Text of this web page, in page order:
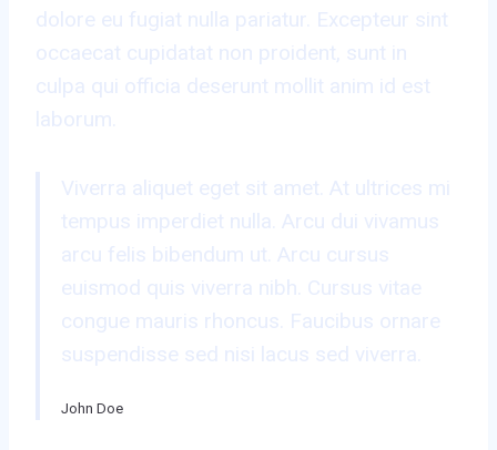
dolore eu fugiat nulla pariatur. Excepteur sint
occaecat cupidatat non proident, sunt in
culpa qui officia deserunt mollit anim id est
laborum.
Viverra aliquet eget sit amet. At ultrices mi
tempus imperdiet nulla. Arcu dui vivamus
arcu felis bibendum ut. Arcu cursus
euismod quis viverra nibh. Cursus vitae
congue mauris rhoncus. Faucibus ornare
suspendisse sed nisi lacus sed viverra.
John Doe